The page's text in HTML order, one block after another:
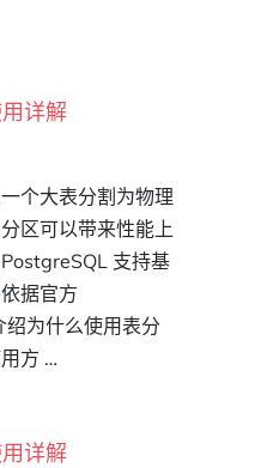
详解
个大表分割为物理
区可以带来性能上
支持基
据官方
为什么使用表分
方 …
详解